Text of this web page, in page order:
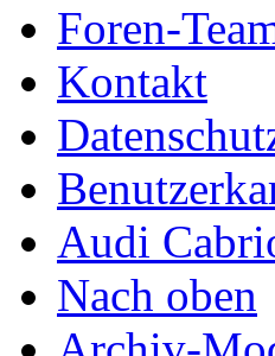
Foren-
Kontakt
Audi
Nach oben